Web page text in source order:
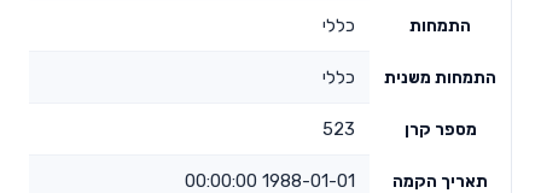
התמחות כללי
התמחות משנית כללי
מספר קרן 523
תאריך הקמה 1988-01-01 00:00:00